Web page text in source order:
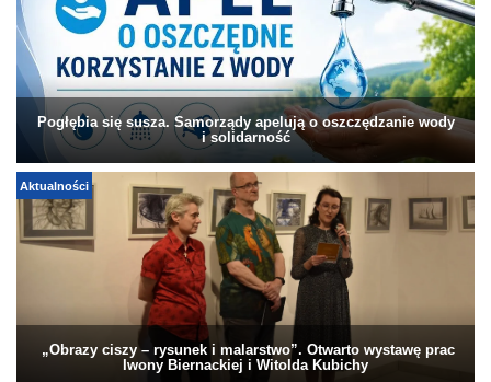
Pogłębia się susza. Samorządy apelują o oszczędzanie wody
i solidarność
Aktualności
„Obrazy ciszy – rysunek i malarstwo”. Otwarto wystawę prac
Iwony Biernackiej i Witolda Kubichy